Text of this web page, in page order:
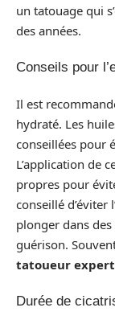
un tatouage qui
des années.
Conseils pour
Il est
hydraté. Les
conseillées pour
L’application de
propres pour
conseillé d’éviter
plonger dans
guérison.
tatoueur expert
Durée de